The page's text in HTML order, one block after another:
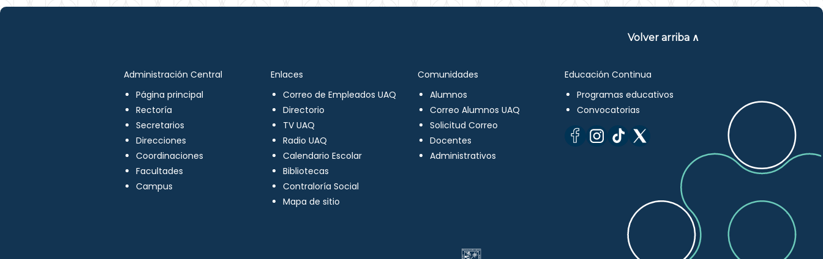
Volver arriba ∧
Administración Central
Página principal
Rectoría
Secretarios
Direcciones
Coordinaciones
Facultades
Campus
Enlaces
Correo de Empleados UAQ
Directorio
TV UAQ
Radio UAQ
Calendario Escolar
Bibliotecas
Contraloría Social
Mapa de sitio
Comunidades
Alumnos
Correo Alumnos UAQ
Solicitud Correo
Docentes
Administrativos
Educación Continua
Programas educativos
Convocatorias